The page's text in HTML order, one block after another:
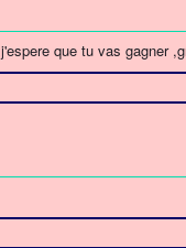
que tu vas gagner